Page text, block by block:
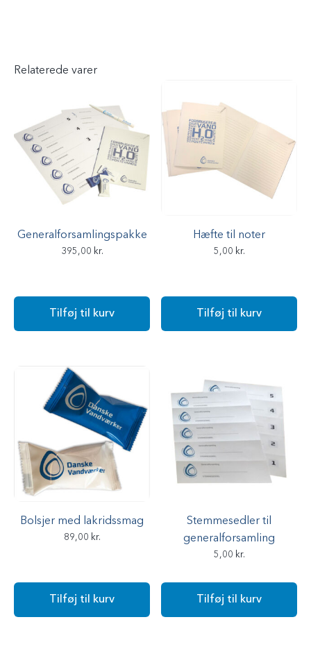
l
Relaterede varer
Generalforsamlingspakke
395,00 kr.
Tilføj til kurv
Hæfte til noter
5,00 kr.
Tilføj til kurv
Bolsjer med lakridssmag
89,00 kr.
Tilføj til kurv
Stemmesedler til
generalforsamling
5,00 kr.
Tilføj til kurv